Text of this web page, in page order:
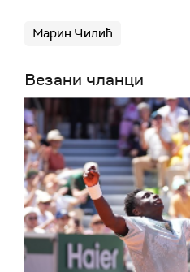
Марин Чилић
Везани чланци